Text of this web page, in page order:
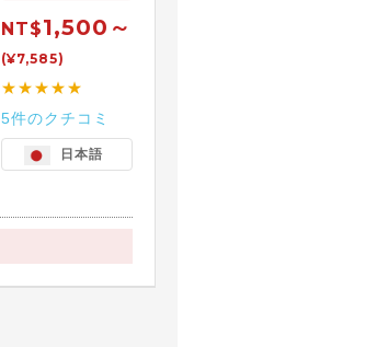
NT$1,500～
(¥7,585)
★★★★★
5件のクチコミ
日本語